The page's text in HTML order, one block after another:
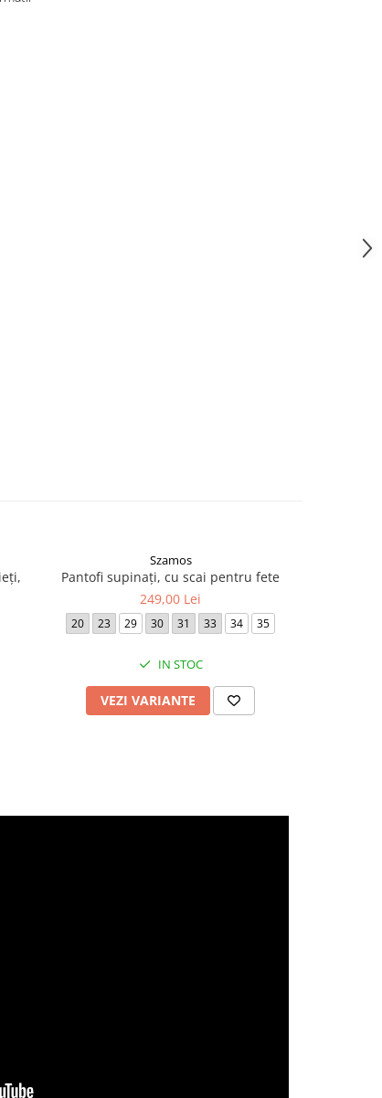
Szamos
Pantofi supinați, cu scai pentru fete
249,00 Lei
20 23 29 30 31 33 34 35
IN STOC
VEZI VARIANTE